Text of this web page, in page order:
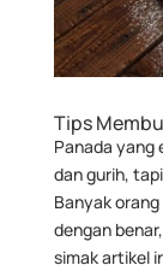
Tips
Panada yang
dan gurih,
Banyak
dengan
simak artikel